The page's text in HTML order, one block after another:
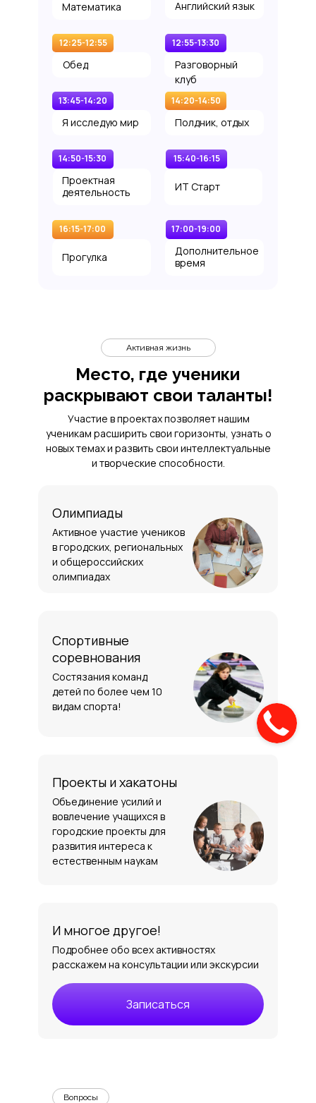
Математика Английский язык
12:25-12:55
Обед
12:55-13:30
Разговорный
клуб
13:45-14:20
Я исследую мир
14:20-14:50
Полдник, отдых
14:50-15:30
Проектная
деятельность
15:40-16:15
ИТ Старт
16:15-17:00
Прогулка
17:00-19:00
Дополнительное
время
Место, где ученики
раскрывают свои таланты!
Активная жизнь
Участие в проектах позволяет нашим
ученикам расширить свои горизонты, узнать о
новых темах и развить свои интеллектуальные
и творческие способности.
Олимпиады
Активное участие учеников
в городских, региональных
и общероссийских
олимпиадах
Спортивные
соревнования
Состязания команд
детей по более чем 10
видам спорта!
Проекты и хакатоны
Объединение усилий и
вовлечение учащихся в
городские проекты для
развития интереса к
естественным наукам
И многое другое!
Подробнее обо всех активностях
расскажем на консультации или экскурсии
Записаться
Вопросы